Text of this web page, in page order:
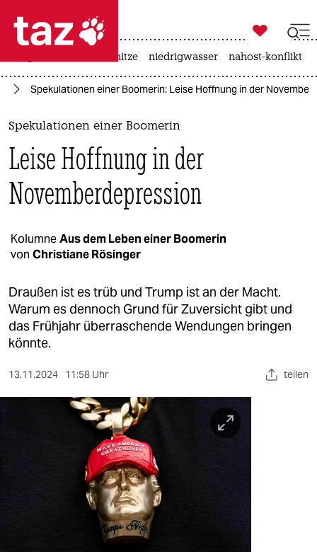
 taz zahl ich
taz zahl ich
themen
politik
öko
kultur
sport
berlin
nord
wahrheit
veranstaltungen

taz zahl ich
hitze niedrigwasser nahost-konflikt
Spekulationen einer Boomerin: Leise Hoffnung in der
Spekulationen einer Boomerin
Leise Hoffnung in der
Novemberdepression
KolumneAus dem Leben einer Boomerin
von Christiane Rösinger
Draußen ist es trüb und Trump ist an der Macht.
Warum es dennoch Grund für Zuversicht gibt und
das Frühjahr überraschende Wendungen bringen
könnte.
13.11.2024 11:58 Uhr teilen